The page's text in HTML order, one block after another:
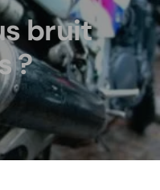
bruit
?